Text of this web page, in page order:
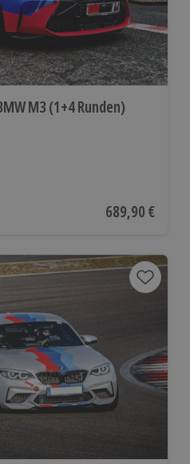
M3 (1+4 Runden)
Aktueller Preis
689,90 €